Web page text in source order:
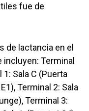
fue de
de lactancia en el
incluyen: Terminal
1: Sala C (Puerta
Terminal 2: Sala
Terminal 3: